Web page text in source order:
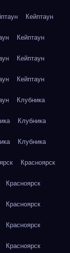
Кейптаун
Кейптаун
Кейптаун
Кейптаун
Клубника
Клубника
Клубника
Красноярск
Красноярск
Красноярск
Красноярск
Красноярск